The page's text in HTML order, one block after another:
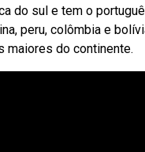
do sul e tem o
peru, colômbia e
maiores do continente.